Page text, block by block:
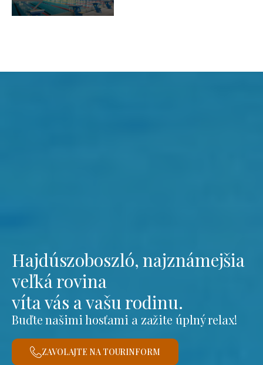
Hajdúszoboszló, najznámejšia
veľká rovina
víta vás a vašu rodinu.
Buďte našimi hosťami a zažite úplný relax!
ZAVOLAJTE NA TOURINFORM